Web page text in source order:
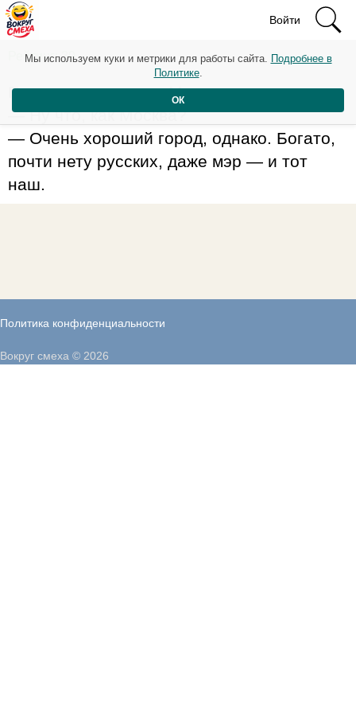
Войти
Рейтинг: 39
Приезжает чукча из Москвы.
— Ну что, как Москва?
— Очень хороший город, однако. Богато,
почти нету русских, даже мэр — и тот
наш.
Политика конфиденциальности
Мы используем куки и метрики для работы сайта. Подробнее в
Политике.
ОК
Вокруг смеха © 2026